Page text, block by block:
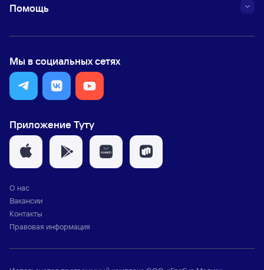
Помощь
Мы в социальных сетях
Приложение Туту
О нас
Вакансии
Контакты
Правовая информация